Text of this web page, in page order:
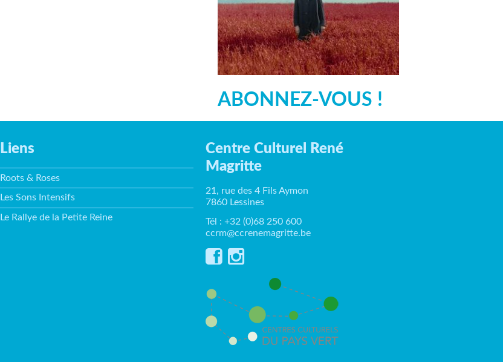
ABONNEZ-VOUS !
Liens
Roots & Roses
Les Sons Intensifs
Le Rallye de la Petite Reine
Centre Culturel René
Magritte
21, rue des 4 Fils Aymon
7860 Lessines
Tél : +32 (0)68 250 600
ccrm@ccrenemagritte.be